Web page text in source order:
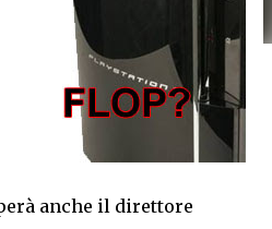
anche il direttore